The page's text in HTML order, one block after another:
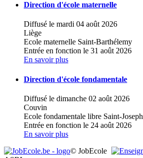
Direction d'école maternelle
Diffusé le mardi 04 août 2026
Liège
Ecole maternelle Saint-Barthélemy
Entrée en fonction le 31 août 2026
En savoir plus
Direction d'école fondamentale
Diffusé le dimanche 02 août 2026
Couvin
Ecole fondamentale libre Saint-Joseph
Entrée en fonction le 24 août 2026
En savoir plus
© JobEcole